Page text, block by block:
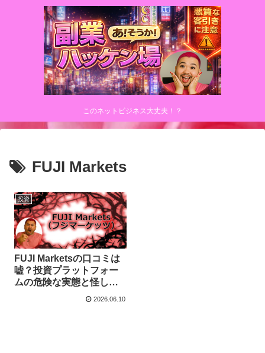
このネットビジネス大丈夫！？
FUJI Markets
投資
FUJI Marketsの口コミは
嘘？投資プラットフォー
ムの危険な実態と怪しい
理由をプロが徹底解説
2026.06.10